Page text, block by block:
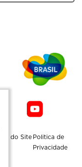
do Site Politica de
Privacidade